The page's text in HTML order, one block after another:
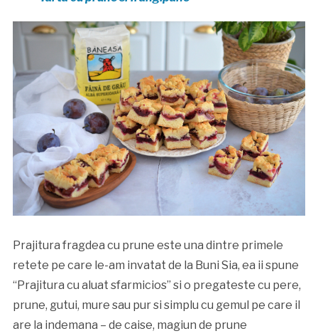
Prajitura fragdea cu prune este una dintre primele
retete pe care le-am invatat de la Buni Sia, ea ii spune
“Prajitura cu aluat sfarmicios” si o pregateste cu pere,
prune, gutui, mure sau pur si simplu cu gemul pe care il
are la indemana – de caise, magiun de prune